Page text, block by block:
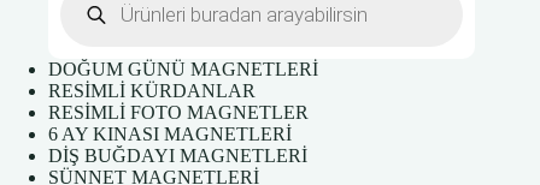
search
DOĞUM GÜNÜ MAGNETLERİ
RESİMLİ KÜRDANLAR
RESİMLİ FOTO MAGNETLER
6 AY KINASI MAGNETLERİ
DİŞ BUĞDAYI MAGNETLERİ
SÜNNET MAGNETLERİ